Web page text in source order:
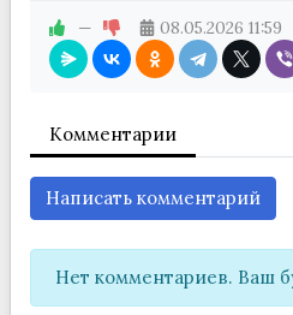
— 08.05.2026 11:59
Комментарии
Написать комментарий
Нет комментариев. Ваш